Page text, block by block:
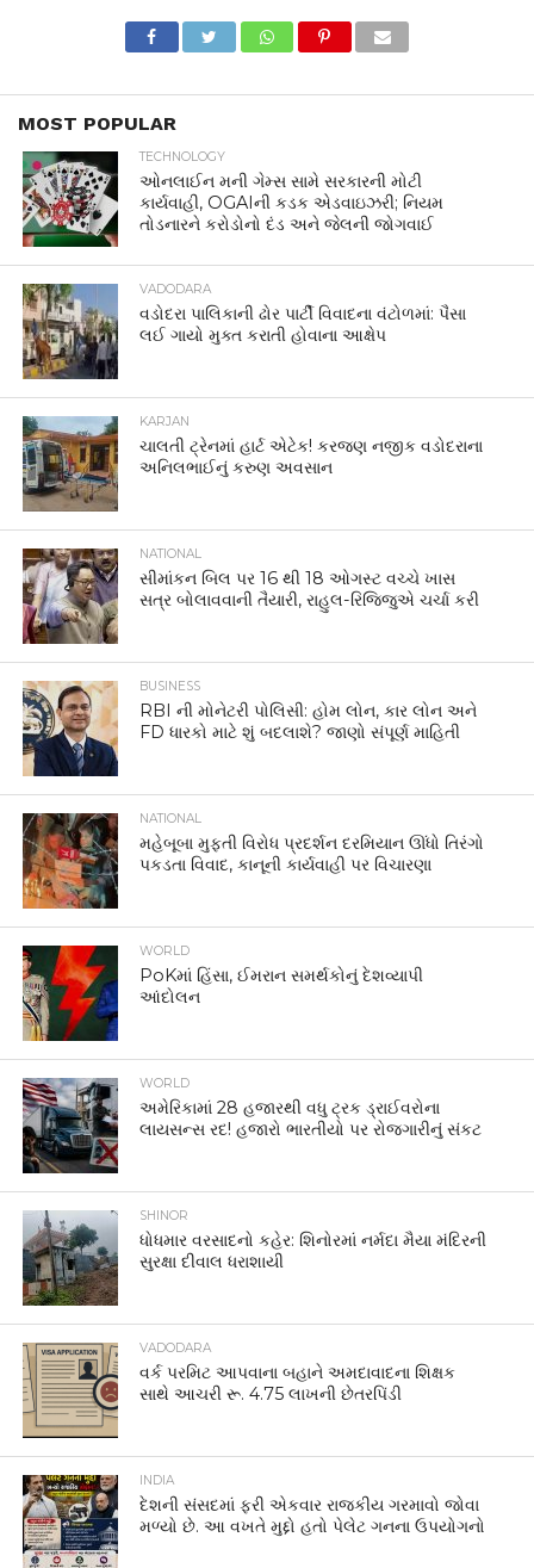
MOST POPULAR
TECHNOLOGY
ઓનલાઈન મની ગેમ્સ સામે સરકારની મોટી
કાર્યવાહી, OGAIની કડક એડવાઇઝરી; નિયમ
તોડનારને કરોડોનો દંડ અને જેલની જોગવાઈ
VADODARA
વડોદરા પાલિકાની ઢોર પાર્ટી વિવાદના વંટોળમાં: પૈસા
લઈ ગાયો મુક્ત કરાતી હોવાના આક્ષેપ
KARJAN
ચાલતી ટ્રેનમાં હાર્ટ એટેક! કરજણ નજીક વડોદરાના
અનિલભાઈનું કરુણ અવસાન
NATIONAL
સીમાંકન બિલ પર 16 થી 18 ઓગસ્ટ વચ્ચે ખાસ
સત્ર બોલાવવાની તૈયારી, રાહુલ-રિજિજુએ ચર્ચા કરી
BUSINESS
RBI ની મોનેટરી પોલિસી: હોમ લોન, કાર લોન અને
FD ધારકો માટે શું બદલાશે? જાણો સંપૂર્ણ માહિતી
NATIONAL
મહેબૂબા મુફ્તી વિરોધ પ્રદર્શન દરમિયાન ઊંધો તિરંગો
પકડતા વિવાદ, કાનૂની કાર્યવાહી પર વિચારણા
WORLD
PoKમાં હિંસા, ઈમરાન સમર્થકોનું દેશવ્યાપી
આંદોલન
WORLD
અમેરિકામાં 28 હજારથી વધુ ટ્રક ડ્રાઈવરોના
લાયસન્સ રદ! હજારો ભારતીયો પર રોજગારીનું સંકટ
SHINOR
ધોધમાર વરસાદનો કહેર: શિનોરમાં નર્મદા મૈયા મંદિરની
સુરક્ષા દીવાલ ધરાશાયી
VADODARA
વર્ક પરમિટ આપવાના બહાને અમદાવાદના શિક્ષક
સાથે આચરી રૂ. 4.75 લાખની છેતરપિંડી
INDIA
દેશની સંસદમાં ફરી એકવાર રાજકીય ગરમાવો જોવા
મળ્યો છે. આ વખતે મુદ્દો હતો પેલેટ ગનના ઉપયોગનો